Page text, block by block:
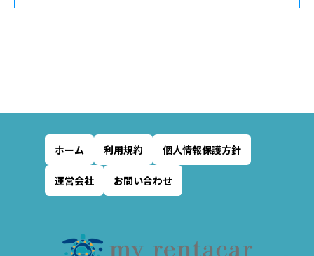
ホーム 利用規約 個人情報保護方針
運営会社 お問い合わせ